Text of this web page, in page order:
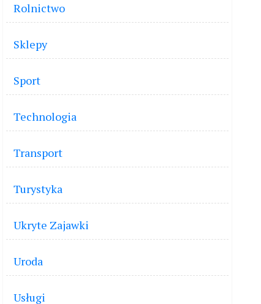
Rolnictwo
Sklepy
Sport
Technologia
Transport
Turystyka
Ukryte Zajawki
Uroda
Usługi